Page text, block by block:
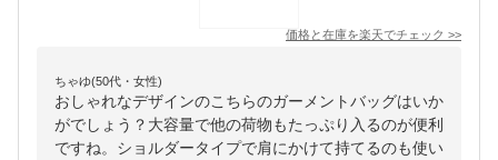
価格と在庫を楽天でチェック >>
ちゃゆ(50代・女性)
おしゃれなデザインのこちらのガーメントバッグはいか
がでしょう？大容量で他の荷物もたっぷり入るのが便利
ですね。ショルダータイプで肩にかけて持てるのも使い